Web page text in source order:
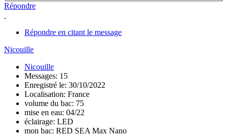
Répondre
Répondre en citant le message
Nicouille
Nicouille
Messages: 15
Enregistré le: 30/10/2022
Localisation: France
volume du bac: 75
mise en eau: 04/22
éclairage: LED
mon bac: RED SEA Max Nano